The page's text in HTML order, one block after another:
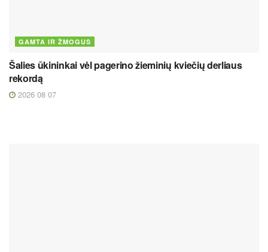
GAMTA IR ŽMOGUS
Šalies ūkininkai vėl pagerino žieminių kviečių derliaus
rekordą
2026 08 07